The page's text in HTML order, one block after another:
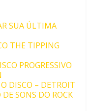
SUA ÚLTIMA
THE TIPPING
PROGRESSIVO
DISCO – DETROIT
SONS DO ROCK